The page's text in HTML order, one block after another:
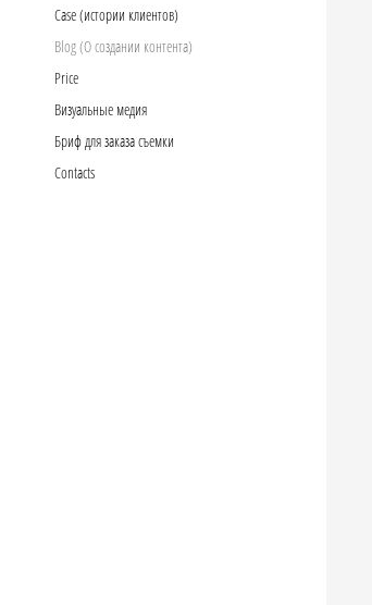
Case (истории клиентов)
Blog (О создании контента)
Price
Визуальные медия
Бриф для заказа съемки
Сontacts